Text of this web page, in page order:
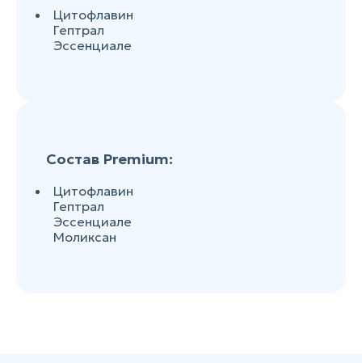
Цитофлавин
Гептрал
Эссенциале
Состав Premium:
Цитофлавин
Гептрал
Эссенциале
Моликсан